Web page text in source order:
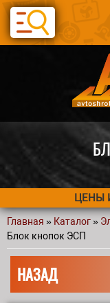
Перейти к основному
ЦЕНЫ
Вы здесь
Главная » Каталог»
Блок кнопок ЭСП
НАЗАД